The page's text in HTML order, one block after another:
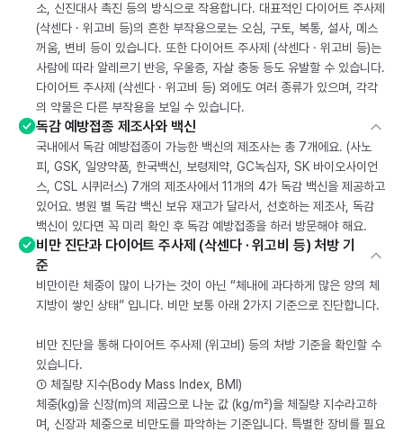
소, 신진대사 촉진 등의 방식으로 작용합니다. 대표적인 다이어트 주사제
(삭센다 · 위고비 등)의 흔한 부작용으로는 오심, 구토, 복통, 설사, 메스
꺼움, 변비 등이 있습니다. 또한 다이어트 주사제 (삭센다 · 위고비 등)는
사람에 따라 알레르기 반응, 우울증, 자살 충동 등도 유발할 수 있습니다.
다이어트 주사제 (삭센다 · 위고비 등) 외에도 여러 종류가 있으며, 각각
의 약물은 다른 부작용을 보일 수 있습니다.
독감 예방접종 제조사와 백신
국내에서 독감 예방접종이 가능한 백신의 제조사는 총 7개에요. (사노
피, GSK, 일양약품, 한국백신, 보령제약, GC녹십자, SK 바이오사이언
스, CSL 시퀴러스) 7개의 제조사에서 11개의 4가 독감 백신을 제공하고
있어요. 병원 별 독감 백신 보유 재고가 달라서, 선호하는 제조사, 독감
백신이 있다면 꼭 미리 확인 후 독감 예방접종을 하러 방문해야 해요.
비만 진단과 다이어트 주사제 (삭센다 · 위고비 등) 처방 기
준
비만이란 체중이 많이 나가는 것이 아닌 “체내에 과다하게 많은 양의 체
지방이 쌓인 상태” 입니다. 비만 보통 아래 2가지 기준으로 진단합니다.
비만 진단을 통해 다이어트 주사제 (위고비) 등의 처방 기준을 확인할 수
있습니다.
① 체질량 지수(Body Mass Index, BMI)
체중(kg)을 신장(m)의 제곱으로 나눈 값 (kg/m²)을 체질량 지수라고하
며, 신장과 체중으로 비만도를 파악하는 기준입니다. 특별한 장비를 필요